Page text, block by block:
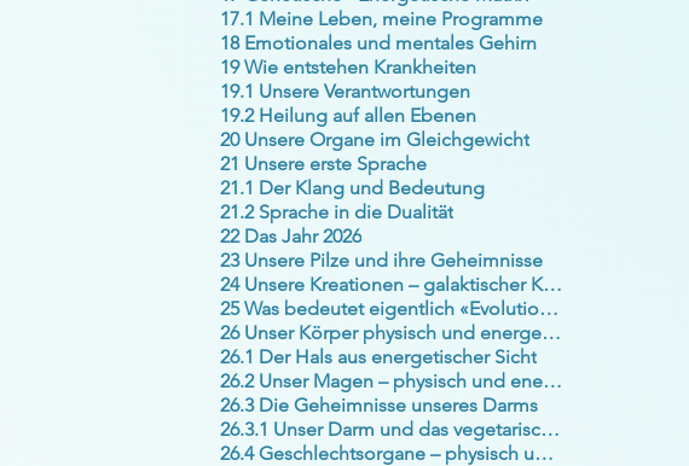
17.1 Meine Leben, meine Programme
18 Emotionales und mentales Gehirn
19 Wie entstehen Krankheiten
19.1 Unsere Verantwortungen
19.2 Heilung auf allen Ebenen
20 Unsere Organe im Gleichgewicht
21 Unsere erste Sprache
21.1 Der Klang und Bedeutung
21.2 Sprache in die Dualität
22 Das Jahr 2026
23 Unsere Pilze und ihre Geheimnisse
24 Unsere Kreationen – galaktischer Krieg
25 Was bedeutet eigentlich «Evolution»?
26 Unser Körper physisch und energetisch - der Kopf
26.1 Der Hals aus energetischer Sicht
26.2 Unser Magen – physisch und energetisch
26.3 Die Geheimnisse unseres Darms
26.3.1 Unser Darm und das vegetarische Essen
26.4 Geschlechtsorgane – physisch und energetisch